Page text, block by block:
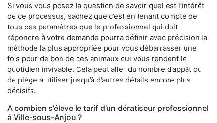
Si vous vous posez la question de savoir quel est l’intérêt
de ce processus, sachez que c’est en tenant compte de
tous ces paramètres que le professionnel qui doit
répondre à votre demande pourra définir avec précision la
méthode la plus appropriée pour vous débarrasser une
fois pour de bon de ces animaux qui vous rendent le
quotidien invivable. Cela peut aller du nombre d’appât ou
de piège à utiliser jusqu’à d’autres détails encore plus
décisifs.
A combien s’élève le tarif d’un dératiseur professionnel
à Ville-sous-Anjou ?